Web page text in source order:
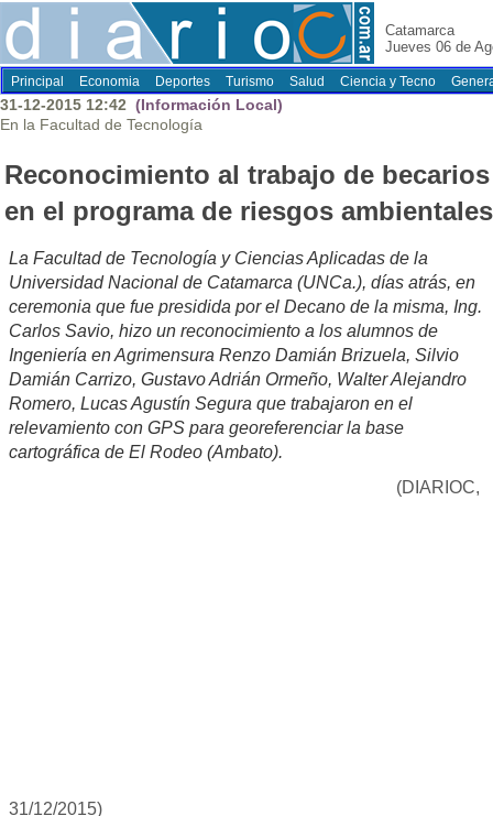
Catamarca
Jueves 06 de
Principal Economia Deportes Turismo Salud Ciencia y Tecno
31-12-2015 12:42 (Información Local)
En la Facultad de Tecnología
Reconocimiento al trabajo de becarios
en el programa de riesgos ambientales
La Facultad de Tecnología y Ciencias Aplicadas de la
Universidad Nacional de Catamarca (UNCa.), días atrás, en
ceremonia que fue presidida por el Decano de la misma, Ing.
Carlos Savio, hizo un reconocimiento a los alumnos de
Ingeniería en Agrimensura Renzo Damián Brizuela, Silvio
Damián Carrizo, Gustavo Adrián Ormeño, Walter Alejandro
Romero, Lucas Agustín Segura que trabajaron en el
relevamiento con GPS para georeferenciar la base
cartográfica de El Rodeo (Ambato).
(DIARIOC,
31/12/2015)